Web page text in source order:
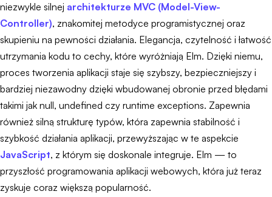
niezwykle silnej architekturze MVC (Model-View-
Controller), znakomitej metodyce programistycznej oraz
skupieniu na pewności działania. Elegancja, czytelność i łatwość
utrzymania kodu to cechy, które wyróżniają Elm. Dzięki niemu,
proces tworzenia aplikacji staje się szybszy, bezpieczniejszy i
bardziej niezawodny dzięki wbudowanej obronie przed błędami
takimi jak null, undefined czy runtime exceptions. Zapewnia
również silną strukturę typów, która zapewnia stabilność i
szybkość działania aplikacji, przewyższając w te aspekcie
JavaScript, z którym się doskonale integruje. Elm — to
przyszłość programowania aplikacji webowych, która już teraz
zyskuje coraz większą popularność.